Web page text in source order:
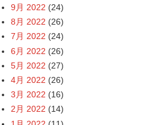
9月 2022 (24)
8月 2022 (26)
7月 2022 (24)
6月 2022 (26)
5月 2022 (27)
4月 2022 (26)
3月 2022 (16)
2月 2022 (14)